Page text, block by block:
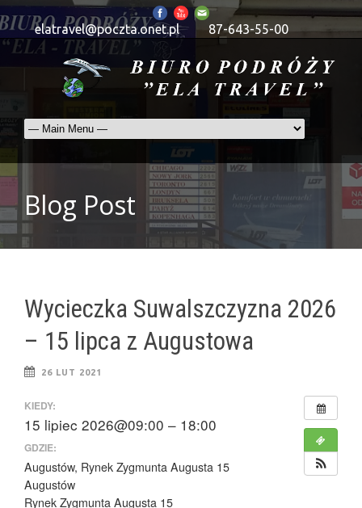
elatravel@poczta.onet.pl 87-643-55-00
Blog Post
Wycieczka Suwalszczyzna 2026
– 15 lipca z Augustowa
26 LUT 2021
KIEDY:
15 lipiec 2026@09:00 – 18:00
GDZIE:
Augustów, Rynek Zygmunta Augusta 15
Augustów
Rynek Zygmunta Augusta 15